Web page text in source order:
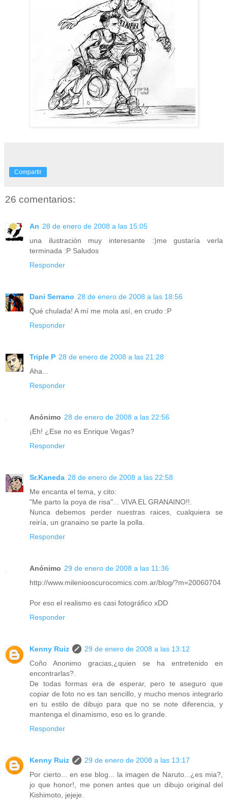
Compartir
26 comentarios:
An 28 de enero de 2008 a las 15:05
una ilustración muy interesante :)me gustaría verla
terminada :P Saludos
Responder
Dani Serrano 28 de enero de 2008 a las 18:56
Qué chulada! A mí me mola así, en crudo :P
Responder
Triple P 28 de enero de 2008 a las 21:28
Aha...
Responder
Anónimo 28 de enero de 2008 a las 22:56
¡Eh! ¿Ese no es Enrique Vegas?
Responder
Sr.Kaneda 28 de enero de 2008 a las 22:58
Me encanta el tema, y cito:
"Me parto la poya de risa"... VIVA EL GRANAINO!!.
Nunca debemos perder nuestras raices, cualquiera se
reiría, un granaino se parte la polla.
Responder
Anónimo 29 de enero de 2008 a las 11:36
http://www.mileniooscurocomics.com.ar/blog/?m=20060704
Por eso el realismo es casi fotográfico xDD
Responder
Kenny Ruiz
29 de enero de 2008 a las 13:12
Coño Anonimo gracias,¿quien se ha entretenido en
encontrarlas?.
De todas formas era de esperar, pero te aseguro que
copiar de foto no es tan sencillo, y mucho menos integrarlo
en tu estilo de dibujo para que no se note diferencia, y
mantenga el dinamismo, eso es lo grande.
Responder
Kenny Ruiz
29 de enero de 2008 a las 13:17
Por cierto... en ese blog... la imagen de Naruto...¿es mia?,
jo que honor!, me ponen antes que un dibujo original del
Kishimoto, jejeje.